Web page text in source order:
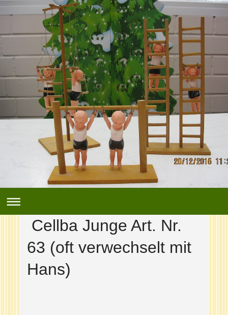
Cellba Junge Art. Nr.
63 (oft verwechselt mit
Hans)